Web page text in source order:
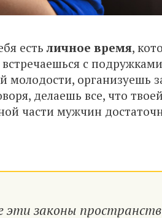
естьличное время,
с
организуешь
делаешь все, что
части мужчин
эти законы